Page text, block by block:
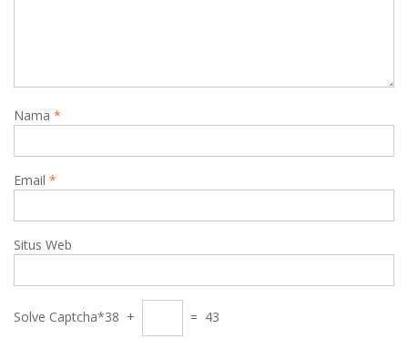
Nama *
Email *
Situs Web
Solve Captcha*38 + = 43